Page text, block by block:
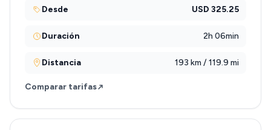
Desde USD 325.25
Duración 2h 06min
Distancia 193 km / 119.9 mi
Comparar tarifas